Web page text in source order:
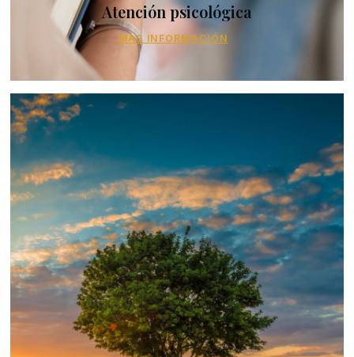
Atención psicológica
MÁS INFORMACIÓN